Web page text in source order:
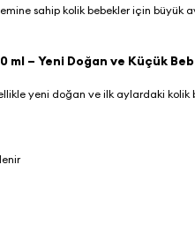
sahip kolik bebekler için büyük
ml – Yeni Doğan ve Küçük
yeni doğan ve ilk aylardaki kolik